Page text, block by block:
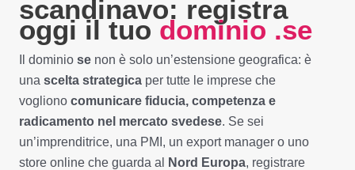
scandinavo: registra
oggi il tuodominio .se
Il dominio se non è solo un’estensione geografica: è
una scelta strategica per tutte le imprese che
vogliono comunicare fiducia, competenza e
radicamento nel mercato svedese. Se sei
un’imprenditrice, una PMI, un export manager o uno
store online che guarda al
Nord Europa, registrare